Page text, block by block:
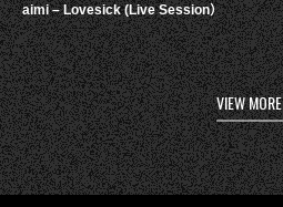
aimi – Lovesick (Live Session）
VIEW MORE